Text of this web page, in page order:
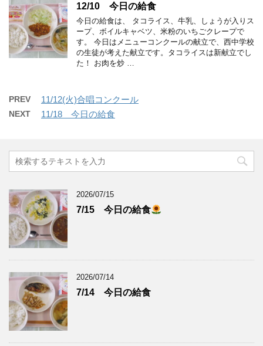
12/10 今日の給食
今日の給食は、 タコライス、牛乳、しょうが入りス
ープ、ボイルキャベツ、米粉のいちごクレープで
す。 今日はメニューコンクールの献立で、西中学校
の生徒が考えた献立です。タコライスは新献立でし
た！ お肉を炒 …
PREV 11/12(火)合唱コンクール
NEXT 11/18 今日の給食
2026/07/15
7/15 今日の給食
2026/07/14
7/14 今日の給食